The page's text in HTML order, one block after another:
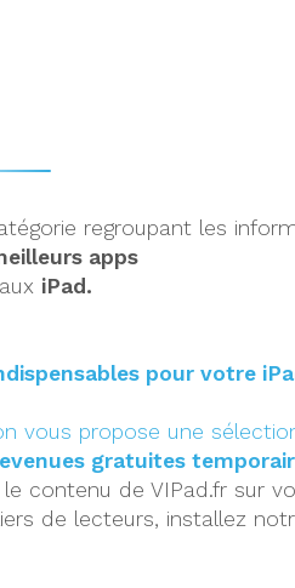
regroupant les
apps
iPad.
pour votre
vous propose une
gratuites
contenu de VIPad.fr sur
de lecteurs, installez